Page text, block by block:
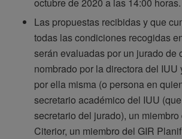
octubre de 2020 a las 14:00 horas.
Las propuestas recibidas y que
todas las condiciones recogidas
serán evaluadas por un jurado de
nombrado por la directora del IUU
por ella misma (o persona en
secretario académico del IUU
secretario del jurado), un miembro
Citerior, un miembro del GIR